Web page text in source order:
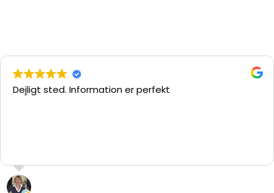
Dejligt sted. Information er perfekt